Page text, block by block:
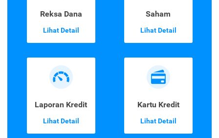
Reksa Dana
Lihat Detail
Saham
Lihat Detail
Laporan Kredit
Lihat Detail
Kartu Kredit
Lihat Detail